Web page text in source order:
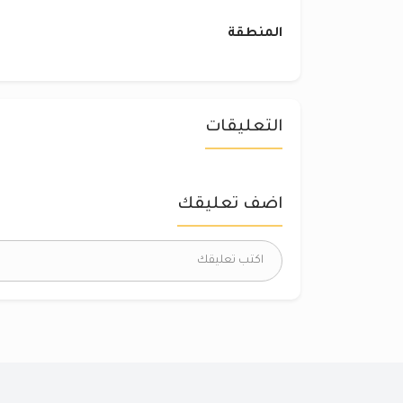
المنطقة
التعليقات
اضف تعليقك